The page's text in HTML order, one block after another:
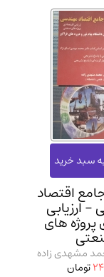
اقتصاد
ارزیابی
پروژه‌ های
مشهدی زاده
تومان